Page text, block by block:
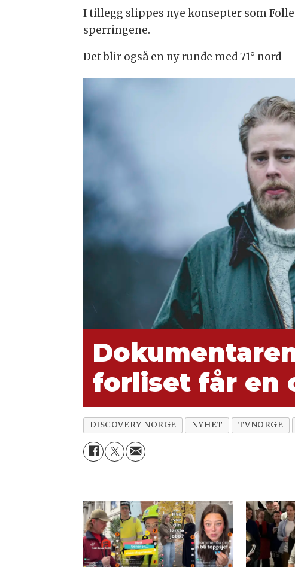
I tillegg slippes nye konsepter som
sperringene.
Det blir også en ny runde med 71° nord
forliset får en
DISCOVERY NORGE NYHET TVNORGE